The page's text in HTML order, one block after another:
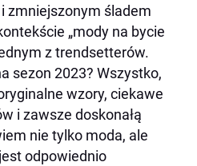
zmniejszonym śladem
„mody na bycie
z trendsetterów.
sezon 2023? Wszystko,
wzory, ciekawe
i zawsze doskonałą
nie tylko moda, ale
odpowiednio